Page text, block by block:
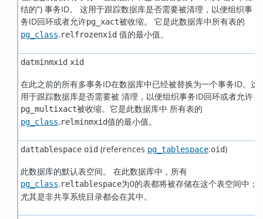
结的”) 事务ID。 这用于跟踪数据库是否需要被清理，以便组织事
务ID回环或者允许pg_xact被收缩。 它是此数据库中所有表的
pg_class.relfrozenxid值的最小值。
datminmxid xid
在此之前的所有多事务ID在数据库中已经被替换为一个事务ID。这
用于跟踪数据库是否需要被 清理，以便组织事务ID回环或者允许
pg_multixact被收缩。它是此数据库中 所有表的
pg_class.relminmxid值的最小值。
dattablespace oid(references pg_tablespace.oid)
此数据库的默认表空间。 在此数据库中，所有
pg_class.reltablespace为0的表都将被存储在这个表空间中；
尤其是非共享系统目录都会在其中。